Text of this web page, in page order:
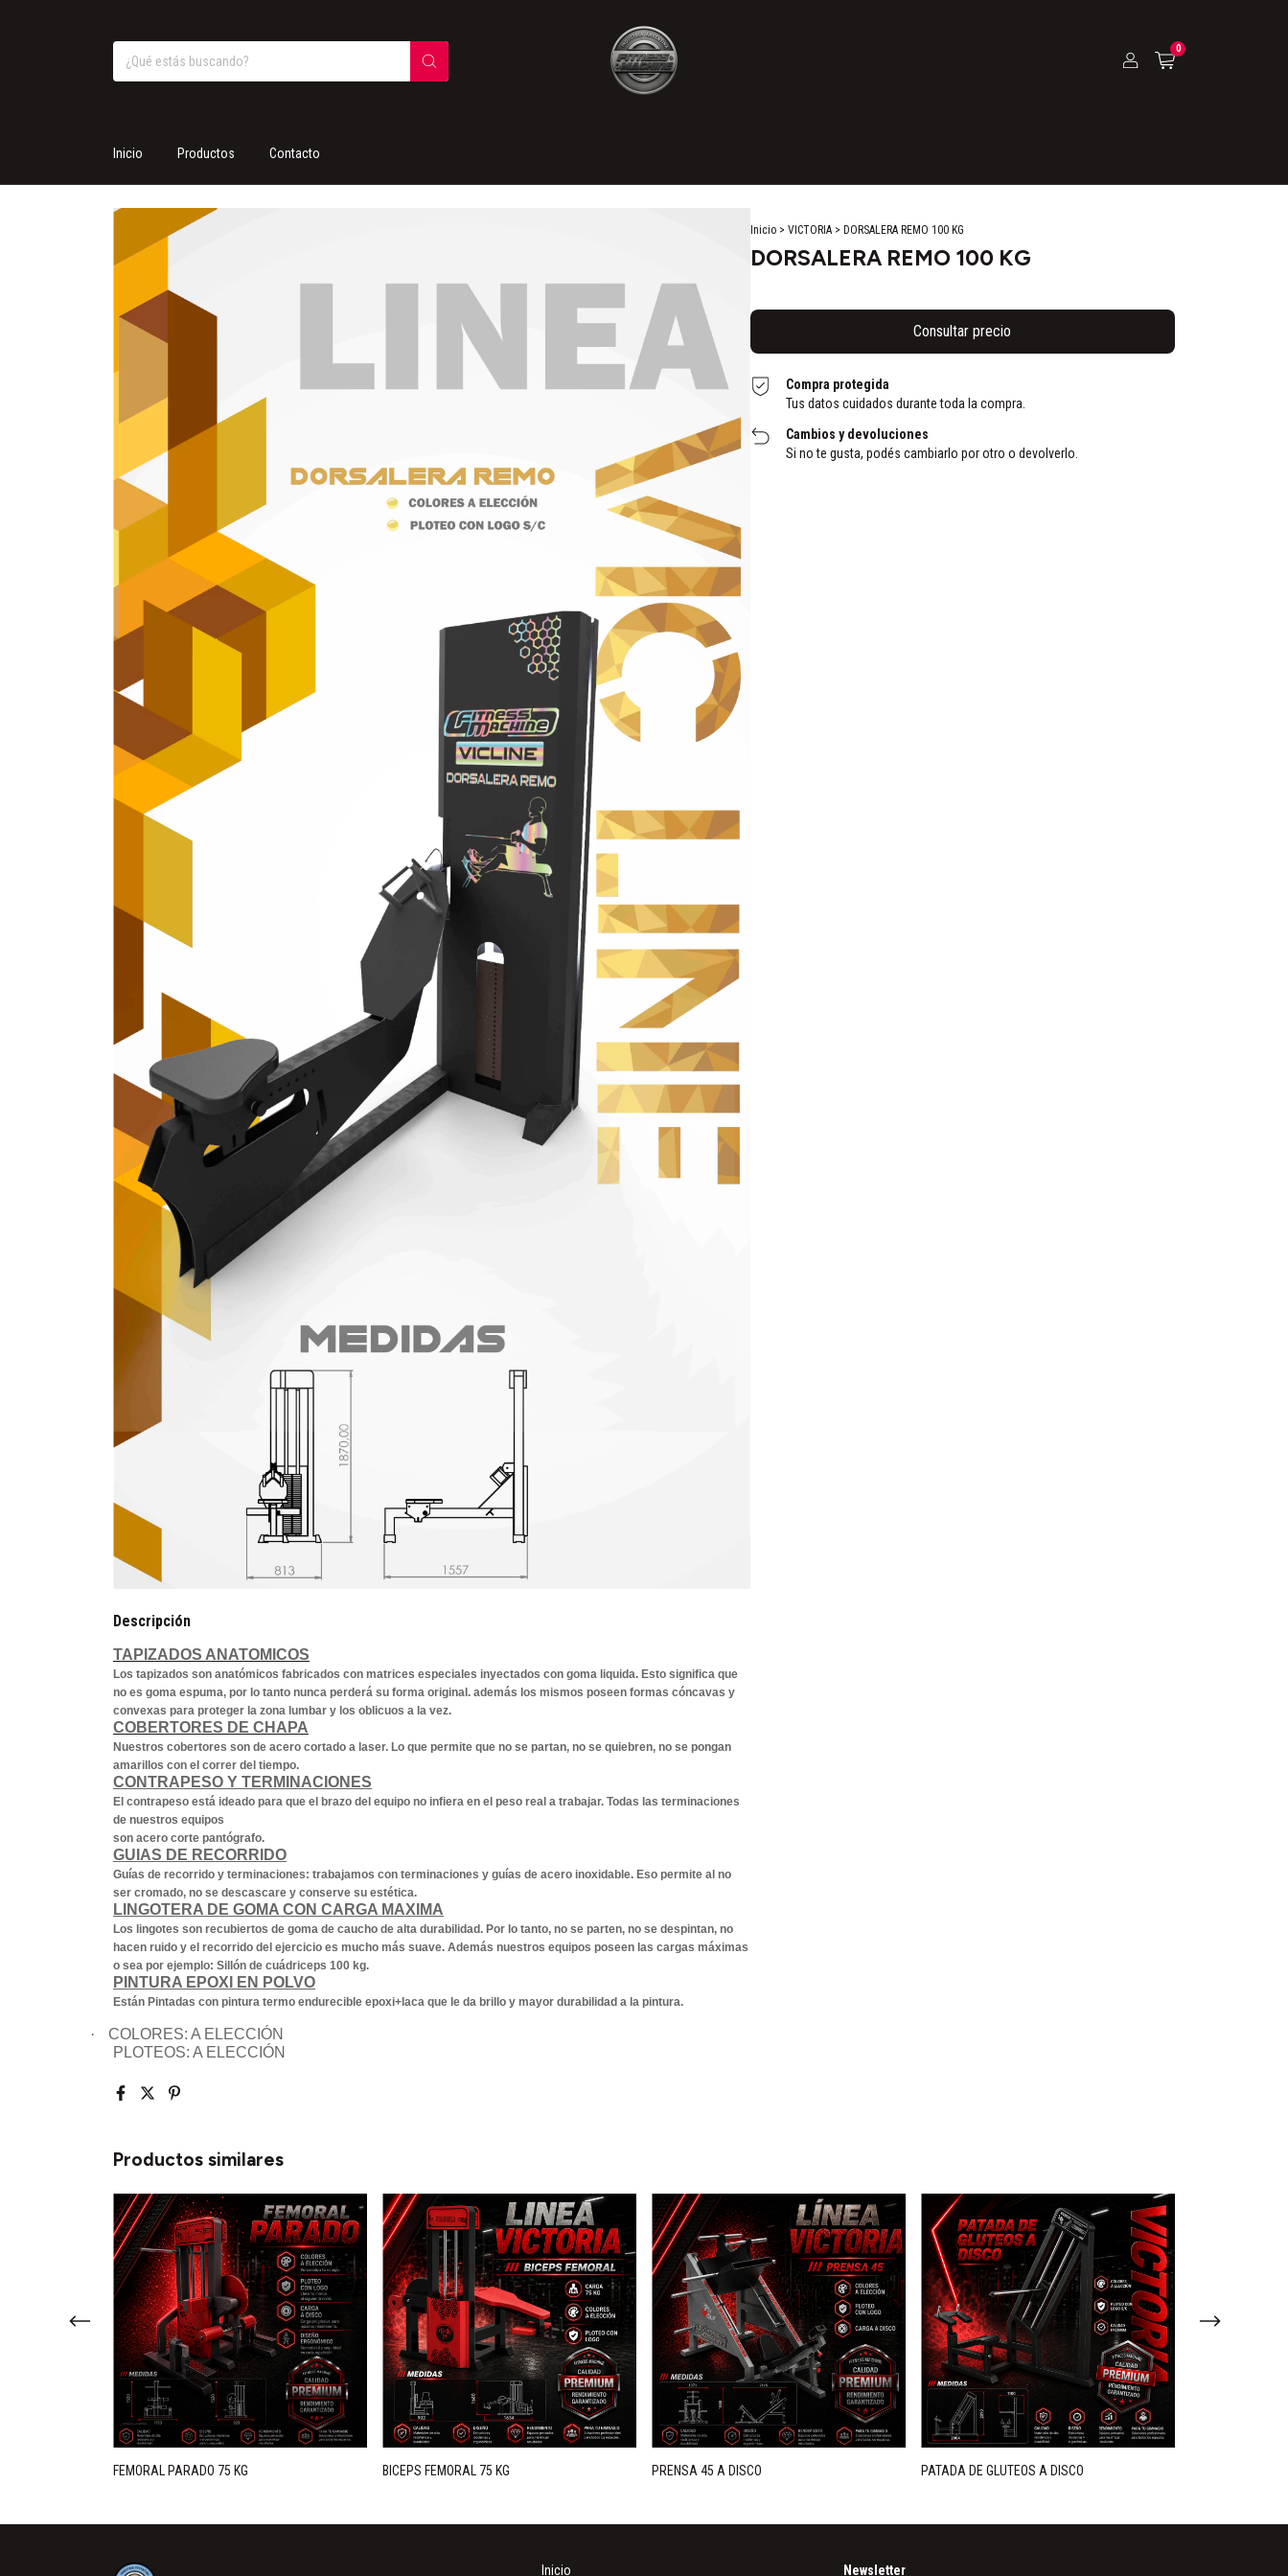
0
Inicio Productos Contacto
Inicio > VICTORIA > DORSALERA REMO 100 KG
DORSALERA REMO 100 KG
Compra protegida
Tus datos cuidados durante toda la compra.
Cambios y devoluciones
Si no te gusta, podés cambiarlo por otro o devolverlo.
Descripción
TAPIZADOS ANATOMICOS
Los tapizados son anatómicos fabricados con matrices especiales inyectados con goma liquida. Esto significa que
no es goma espuma, por lo tanto nunca perderá su forma original. además los mismos poseen formas cóncavas y
convexas para proteger la zona lumbar y los oblicuos a la vez.
COBERTORES DE CHAPA
Nuestros cobertores son de acero cortado a laser. Lo que permite que no se partan, no se quiebren, no se pongan
amarillos con el correr del tiempo.
CONTRAPESO Y TERMINACIONES
El contrapeso está ideado para que el brazo del equipo no infiera en el peso real a trabajar. Todas las terminaciones
de nuestros equipos
son acero corte pantógrafo.
GUIAS DE RECORRIDO
Guías de recorrido y terminaciones: trabajamos con terminaciones y guías de acero inoxidable. Eso permite al no
ser cromado, no se descascare y conserve su estética.
LINGOTERA DE GOMA CON CARGA MAXIMA
Los lingotes son recubiertos de goma de caucho de alta durabilidad. Por lo tanto, no se parten, no se despintan, no
hacen ruido y el recorrido del ejercicio es mucho más suave. Además nuestros equipos poseen las cargas máximas
o sea por ejemplo: Sillón de cuádriceps 100 kg.
PINTURA EPOXI EN POLVO
Están Pintadas con pintura termo endurecible epoxi+laca que le da brillo y mayor durabilidad a la pintura.
· COLORES: A ELECCI ÓN
PLOTEOS: A ELECCI ÓN
Productos similares
FEMORAL PARADO 75 KG BICEPS FEMORAL 75 KG PRENSA 45 A DISCO PATADA DE GLUTEOS A DISCO
Inicio Newsletter